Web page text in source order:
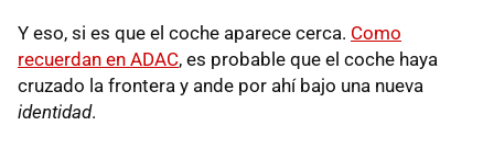
Y eso, si es que el coche aparece cerca. Como
recuerdan en ADAC, es probable que el coche haya
cruzado la frontera y ande por ahí bajo una nueva
identidad.